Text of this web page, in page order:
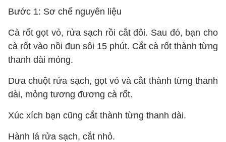
Bước 1: Sơ chế nguyên liệu
Cà rốt gọt vỏ, rửa sạch rồi cắt đôi. Sau đó, bạn cho
cà rốt vào nồi đun sôi 15 phút. Cắt cà rốt thành từng
thanh dài mỏng.
Dưa chuột rửa sạch, gọt vỏ và cắt thành từng thanh
dài, mỏng tương đương cà rốt.
Xúc xích bạn cũng cắt thành từng thanh dài.
Hành lá rửa sạch, cắt nhỏ.